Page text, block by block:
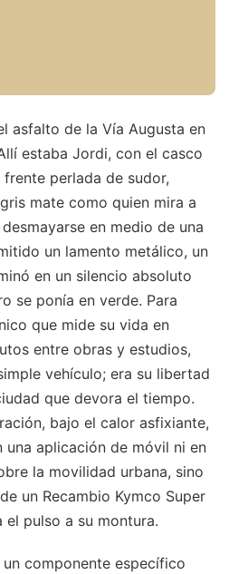
asfalto de la Vía Augusta en
estaba Jordi, con el casco
perlada de sudor,
mate como quien mira a
en medio de una
un lamento metálico, un
en un silencio absoluto
se ponía en verde. Para
que mide su vida en
entre obras y estudios,
vehículo; era su libertad
que devora el tiempo.
bajo el calor asfixiante,
una aplicación de móvil ni en
la movilidad urbana, sino
un Recambio Kymco Super
el pulso a su montura.
componente específico